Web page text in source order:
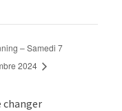
– Samedi 7
2024
changer